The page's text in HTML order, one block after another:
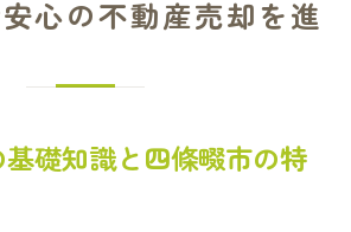
くある三大タブーの回避法
で知っておくべき三大タブーと
が売却に及ぼす影響と回避策
心の不動産売却を進
礎知識と四條畷市の特